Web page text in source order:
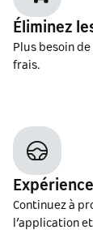
Éliminez
Plus besoin
frais.
Continuez à
l’application